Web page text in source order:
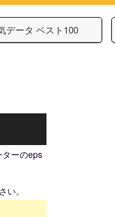
データ ベスト100
ーのeps
。